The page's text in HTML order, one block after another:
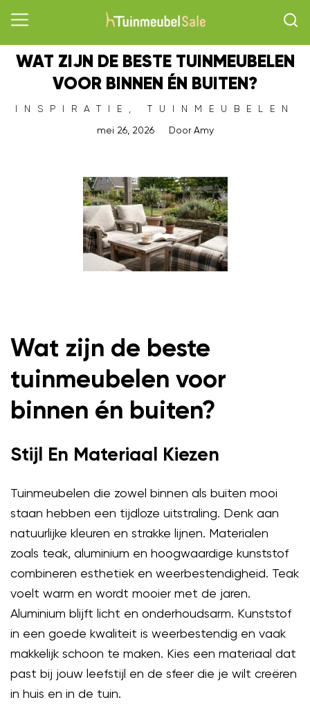
WAT ZIJN DE BESTE TUINMEUBELEN
VOOR BINNEN ÉN BUITEN?
INSPIRATIE
TUINMEUBELEN
mei 26, 2026
DoorAmy
Wat zijn de beste
tuinmeubelen voor
binnen én buiten?
Stijl En Materiaal Kiezen
Tuinmeubelen die zowel binnen als buiten mooi
staan hebben een tijdloze uitstraling. Denk aan
natuurlijke kleuren en strakke lijnen. Materialen
zoals teak, aluminium en hoogwaardige kunststof
combineren esthetiek en weerbestendigheid. Teak
voelt warm en wordt mooier met de jaren.
Aluminium blijft licht en onderhoudsarm. Kunststof
in een goede kwaliteit is weerbestendig en vaak
makkelijk schoon te maken. Kies een materiaal dat
past bij jouw leefstijl en de sfeer die je wilt creëren
in huis en in de tuin.